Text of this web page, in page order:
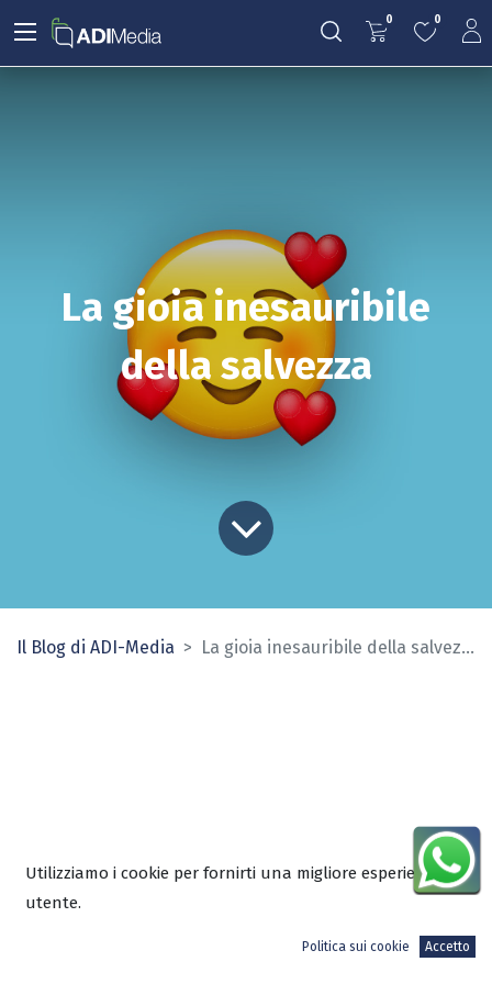
0 0
La gioia inesauribile
della salvezza
Il Blog di ADI-Media La gioia inesauribile della salvezza
risiede una gioia profonda e
Utilizziamo i cookie per fornirti una migliore esperienza
utente.
Politica sui cookie Accetto